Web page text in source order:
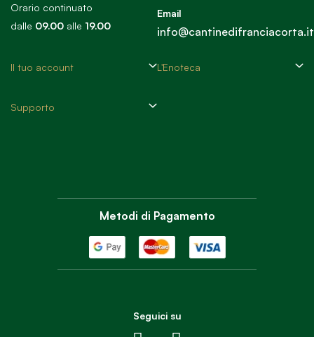
Orario continuato
dalle 09.00 alle 19.00
Email
info@cantinedifranciacorta.it
Il tuo account L'Enoteca
Supporto
Metodi di Pagamento
Seguici su